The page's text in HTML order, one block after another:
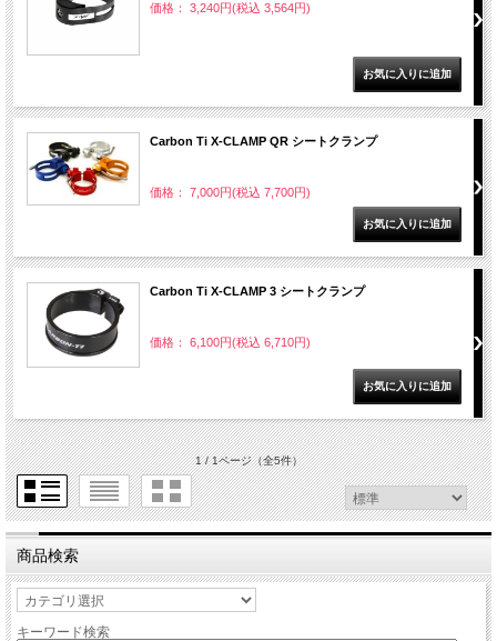
価格： 3,240円(税込 3,564円)
Carbon Ti X-CLAMP QR シートクランプ
価格： 7,000円(税込 7,700円)
Carbon Ti X-CLAMP 3 シートクランプ
価格： 6,100円(税込 6,710円)
1 / 1ページ（全5件）
商品検索
キーワード検索